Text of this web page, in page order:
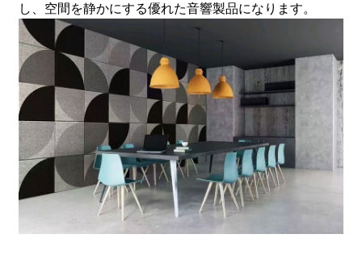
し、空間を静かにする優れた音響製品になります。